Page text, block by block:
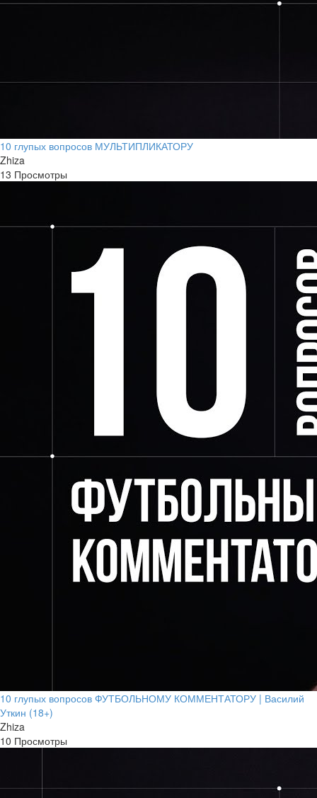
10 глупых вопросов МУЛЬТИПЛИКАТОРУ
Zhiza
13 Просмотры
10 глупых вопросов ФУТБОЛЬНОМУ КОММЕНТАТОРУ | Василий
Уткин (18+)
Zhiza
10 Просмотры